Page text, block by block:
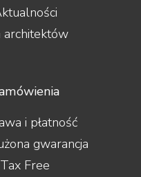
architektów
i płatność
gwarancja
Tax Free